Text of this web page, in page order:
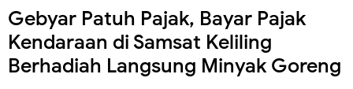
Gebyar Patuh Pajak, Bayar Pajak
Kendaraan di Samsat Keliling
Berhadiah Langsung Minyak Goreng